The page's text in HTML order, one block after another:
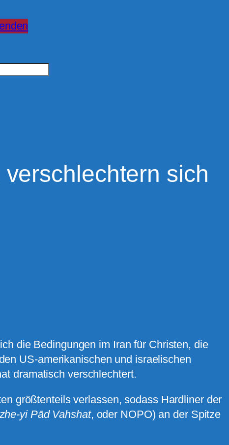
sich
die Bedingungen im Iran für Christen, die
US-amerikanischen und israelischen
dramatisch verschlechtert.
größtenteils verlassen, sodass Hardliner der
yi Pād Vahshat, oder NOPO) an der Spitze